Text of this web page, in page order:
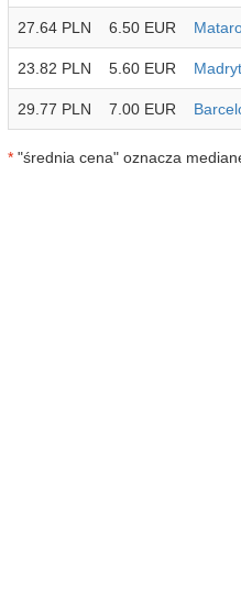
27.64 PLN 6.50 EUR
23.82 PLN 5.60 EUR Madryt
29.77 PLN 7.00 EUR
* "średnia cena" oznacza